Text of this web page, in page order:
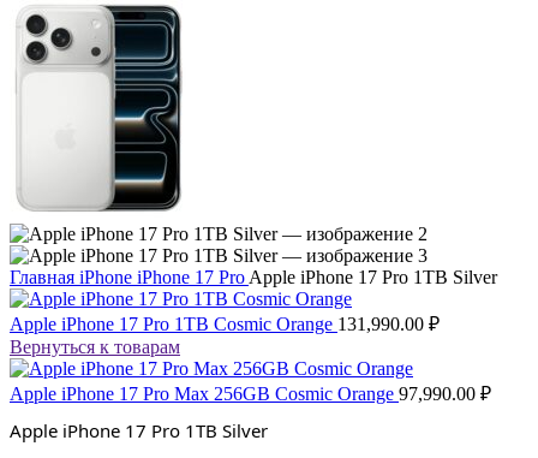
Главная iPhone iPhone 17 Pro Apple iPhone 17 Pro 1TB Silver
Apple iPhone 17 Pro 1TB Cosmic Orange 131,990.00 ₽
Вернуться к товарам
Apple iPhone 17 Pro Max 256GB Cosmic Orange 97,990.00 ₽
Apple iPhone 17 Pro 1TB Silver